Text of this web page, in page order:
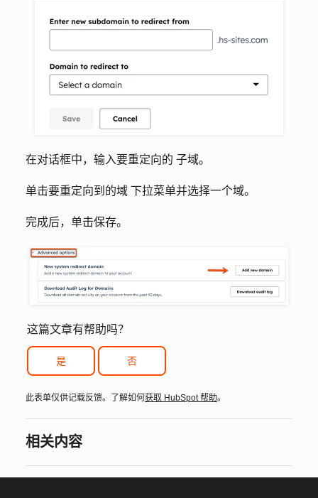
在对话框中，输入要重定向的 子域。
单击要重定向到的域 下拉菜单并选择一个域。
完成后，单击保存。
这篇文章有帮助吗？
是 否
此表单仅供记载反馈。了解如何获取 HubSpot 帮助。
相关内容